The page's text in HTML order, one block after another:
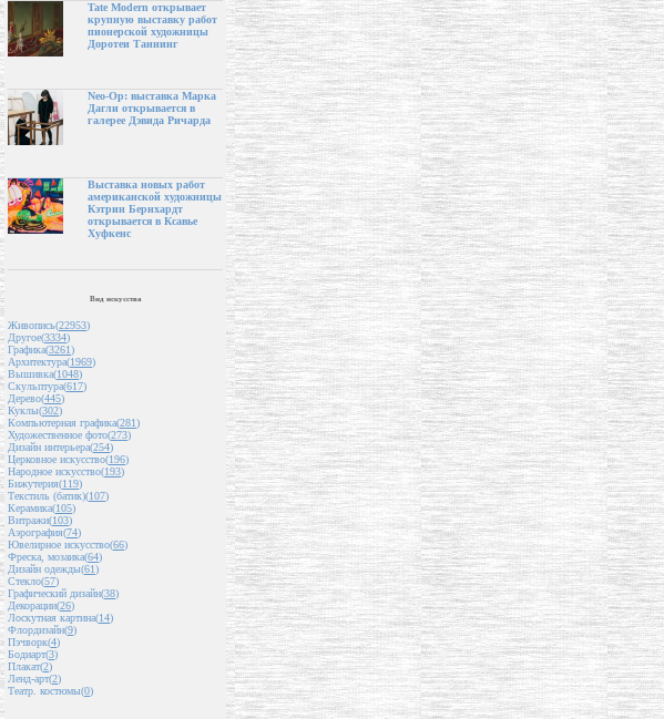
Tate Modern открывает
крупную выставку работ
пионерской художницы
Доротеи Таннинг
Neo-Op: выставка Марка
Дагли открывается в
галерее Дэвида Ричарда
Выставка новых работ
американской художницы
Кэтрин Бернхардт
открывается в Ксавье
Хуфкенс
Вид искусства
Живопись(22953)
Другое(3334)
Графика(3261)
Архитектура(1969)
Вышивка(1048)
Скульптура(617)
Дерево(445)
Куклы(302)
Компьютерная графика(281)
Художественное фото(273)
Дизайн интерьера(254)
Церковное искусство(196)
Народное искусство(193)
Бижутерия(119)
Текстиль (батик)(107)
Керамика(105)
Витражи(103)
Аэрография(74)
Ювелирное искусство(66)
Фреска, мозаика(64)
Дизайн одежды(61)
Стекло(57)
Графический дизайн(38)
Декорации(26)
Лоскутная картина(14)
Флордизайн(9)
Пэчворк(4)
Бодиарт(3)
Плакат(2)
Ленд-арт(2)
Театр. костюмы(0)